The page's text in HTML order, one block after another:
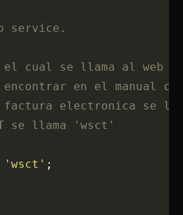
service.
cual se llama al web
en el manual
electronica se
T se llama 'wsct'
'wsct' ;